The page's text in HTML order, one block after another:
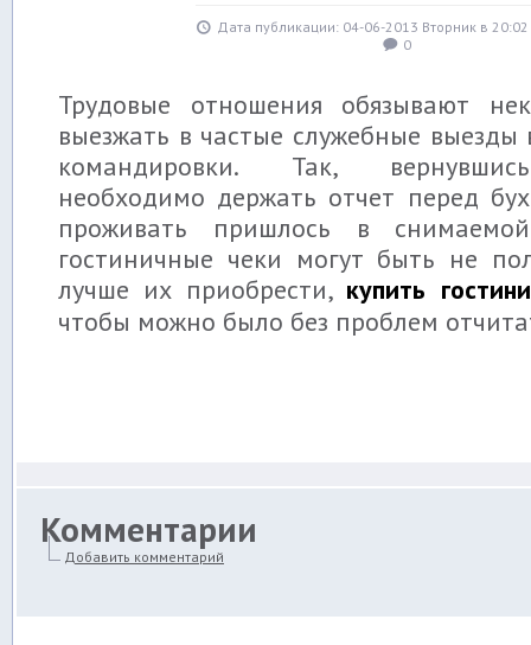
Дата публикации: 04-06-2013 Вторник в 20:02
0
Трудовые отношения обязывают
выезжать в частые служебные
командировки. Так,
необходимо держать отчет перед
проживать пришлось в
гостиничные чеки могут быть не
лучше их приобрести, купить
чтобы можно было без проблем
Комментарии
Добавить комментарий